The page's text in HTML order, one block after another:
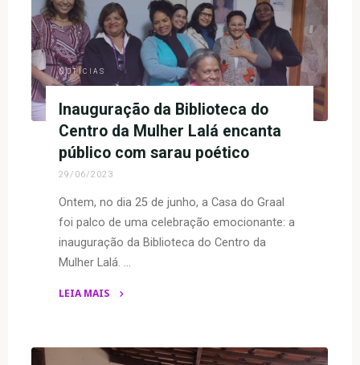
a
Luta
contra
a
Violência
e
pela
de
Gênero"
NOTÍCIAS
Inauguração da Biblioteca do
Centro da Mulher Lalá encanta
público com sarau poético
29/06/2023
Ontem, no dia 25 de junho, a Casa do Graal
foi palco de uma celebração emocionante: a
inauguração da Biblioteca do Centro da
Mulher Lalá. …
LEIA MAIS
Biblioteca